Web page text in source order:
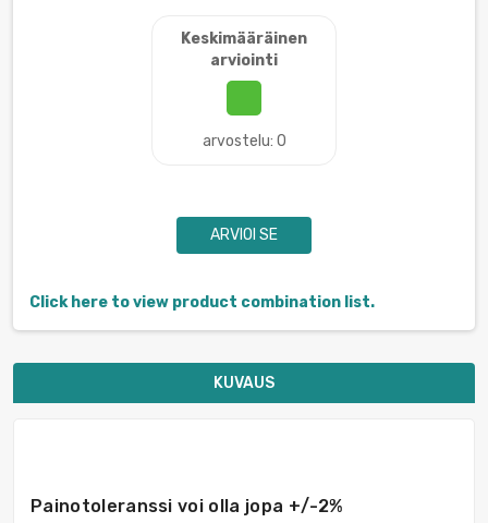
Keskimääräinen
arviointi
arvostelu: 0
ARVIOI SE
Click here to view product combination list.
KUVAUS
Painotoleranssi voi olla jopa +/-2%